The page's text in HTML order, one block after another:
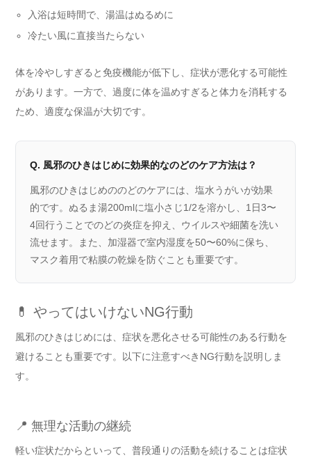
入浴は短時間で、湯温はぬるめに
冷たい風に直接当たらない
体を冷やしすぎると免疫機能が低下し、症状が悪化する可能性
があります。一方で、過度に体を温めすぎると体力を消耗する
ため、適度な保温が大切です。
Q. 風邪のひきはじめに効果的なのどのケア方法は？
風邪のひきはじめののどのケアには、塩水うがいが効果
的です。ぬるま湯200mlに塩小さじ1/2を溶かし、1日3〜
4回行うことでのどの炎症を抑え、ウイルスや細菌を洗い
流せます。また、加湿器で室内湿度を50〜60%に保ち、
マスク着用で粘膜の乾燥を防ぐことも重要です。
💊 やってはいけないNG行動
風邪のひきはじめには、症状を悪化させる可能性のある行動を
避けることも重要です。以下に注意すべきNG行動を説明しま
す。
📍 無理な活動の継続
軽い症状だからといって、普段通りの活動を続けることは症状